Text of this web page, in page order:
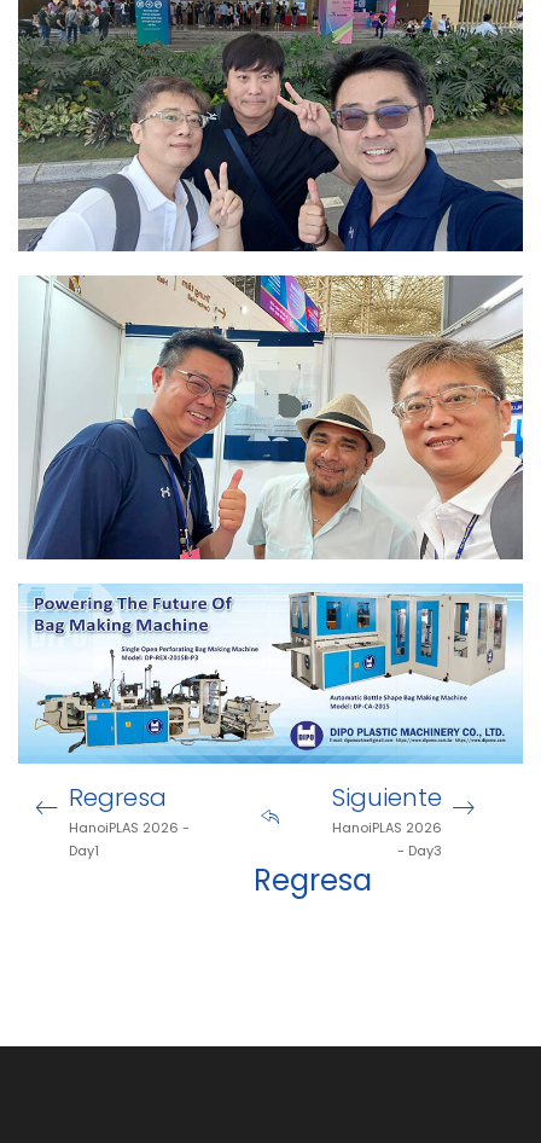
Regresa
HanoiPLAS 2026 -
Day1
Regresa
Siguiente
HanoiPLAS 2026
- Day3